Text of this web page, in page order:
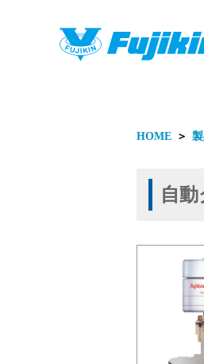
製品
製
HOME ＞
自